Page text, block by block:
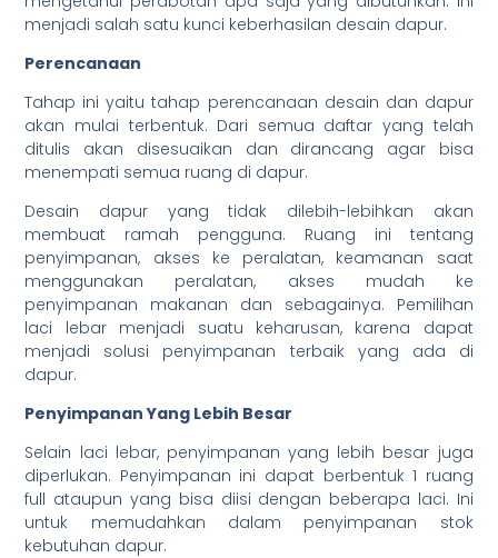
menjadi salah satu kunci keberhasilan desain dapur.
Perencanaan
Tahap ini yaitu tahap perencanaan desain dan dapur
akan mulai terbentuk. Dari semua daftar yang telah
ditulis akan disesuaikan dan dirancang agar bisa
menempati semua ruang di dapur.
Desain dapur yang tidak dilebih-lebihkan akan
membuat ramah pengguna. Ruang ini tentang
penyimpanan, akses ke peralatan, keamanan saat
menggunakan peralatan, akses mudah ke
penyimpanan makanan dan sebagainya. Pemilihan
laci lebar menjadi suatu keharusan, karena dapat
menjadi solusi penyimpanan terbaik yang ada di
dapur.
Penyimpanan Yang Lebih Besar
Selain laci lebar, penyimpanan yang lebih besar juga
diperlukan. Penyimpanan ini dapat berbentuk 1 ruang
full ataupun yang bisa diisi dengan beberapa laci. Ini
untuk memudahkan dalam penyimpanan stok
kebutuhan dapur.